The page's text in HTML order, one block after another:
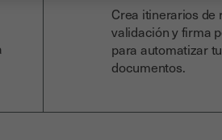
Crea itinerarios de
validación y firma
para automatizar
documentos.